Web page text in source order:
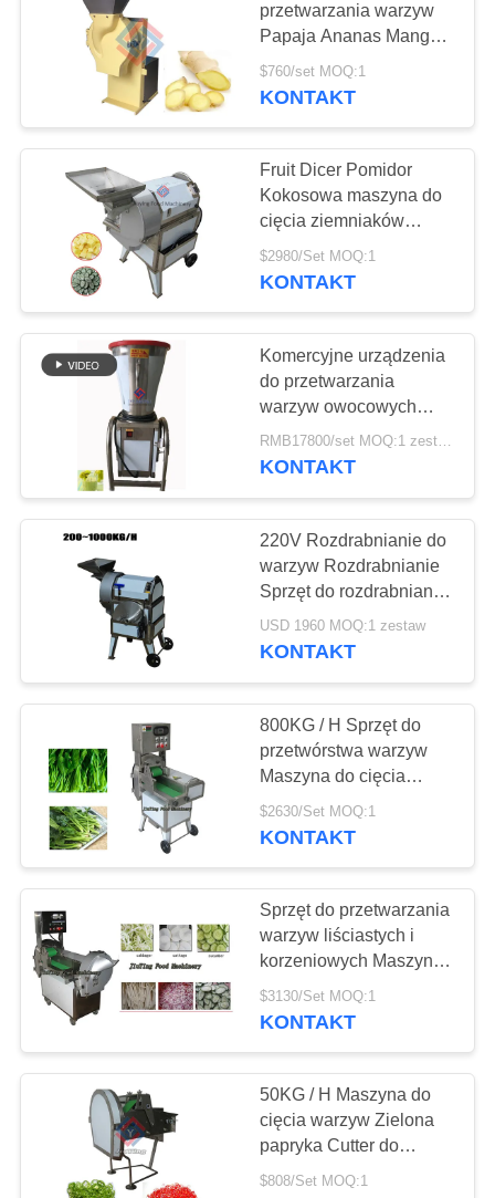
NOWOŚCI
SPRAWY
POPROŚ
O
WYCENĘ
SITEMAP
POLITYKA
PRYWATNOŚCI
Piła mięsna
124
Maszyna próżniowa
maszyna do
zmiękczenia mięsa
14
Nóż do miski do
mięsa
Maszynka do
mielenia mięsa
przetwarzania warzyw
Papaja Ananas Mango
Truskawka Melon Jabłko
Kiwi Krajalnica
$760/set MOQ:1
KONTAKT
Fruit Dicer Pomidor
Kokosowa maszyna do
cięcia ziemniaków
Maszyna do krojenia
warzyw korzeniowych
$2980/Set MOQ:1
KONTAKT
Komercyjne urządzenia
do przetwarzania
warzyw owocowych
Maszyna do produkcji
soków ziemniaczanych
RMB17800/set MOQ:1 zestaw
KONTAKT
220V Rozdrabnianie do
warzyw Rozdrabnianie
Sprzęt do rozdrabniania
/ Maszyna do robienia
chipsów
USD 1960 MOQ:1 zestaw
KONTAKT
800KG / H Sprzęt do
przetwórstwa warzyw
Maszyna do cięcia
krajalnic kokosowych ze
stali nierdzewnej
$2630/Set MOQ:1
KONTAKT
Sprzęt do przetwarzania
warzyw liściastych i
korzeniowych Maszyna
do krojenia owoców
220V
$3130/Set MOQ:1
KONTAKT
50KG / H Maszyna do
cięcia warzyw Zielona
papryka Cutter do
zielonej cebuli do
$808/Set MOQ:1